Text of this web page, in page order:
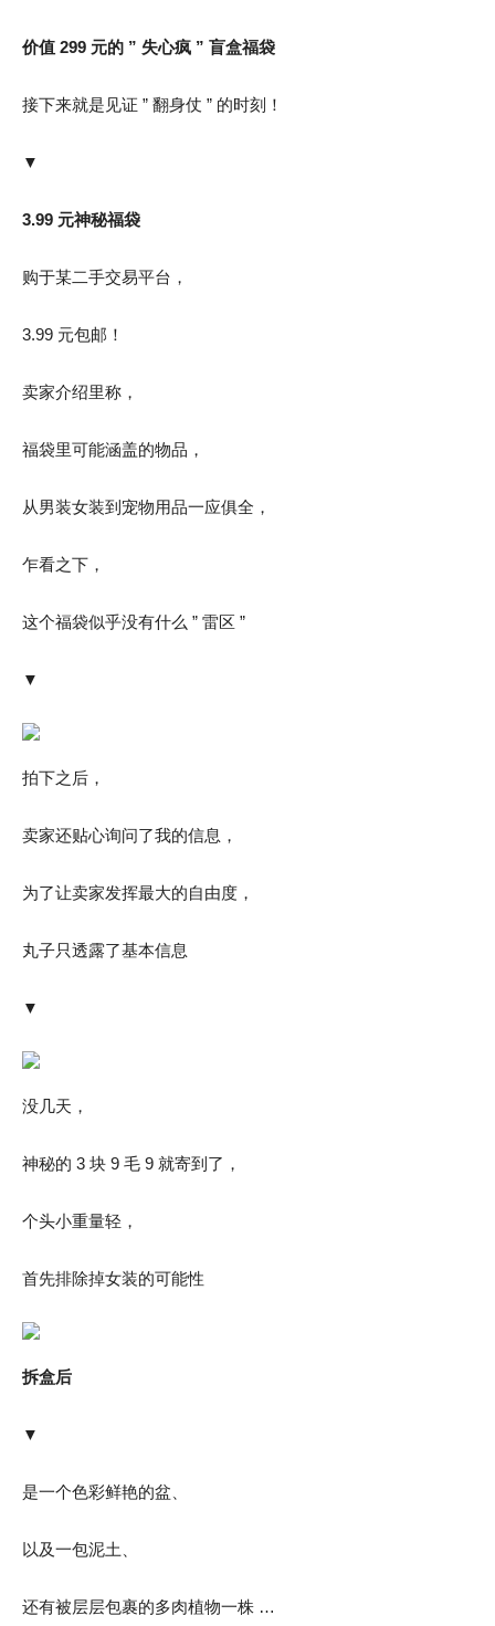
价值 299 元的 ” 失心疯 ” 盲盒福袋
接下来就是见证 ” 翻身仗 ” 的时刻！
▼
3.99 元神秘福袋
购于某二手交易平台，
3.99 元包邮！
卖家介绍里称，
福袋里可能涵盖的物品，
从男装女装到宠物用品一应俱全，
乍看之下，
这个福袋似乎没有什么 ” 雷区 ”
▼
拍下之后，
卖家还贴心询问了我的信息，
为了让卖家发挥最大的自由度，
丸子只透露了基本信息
▼
没几天，
神秘的 3 块 9 毛 9 就寄到了，
个头小重量轻，
首先排除掉女装的可能性
拆盒后
▼
是一个色彩鲜艳的盆、
以及一包泥土、
还有被层层包裹的多肉植物一株 …